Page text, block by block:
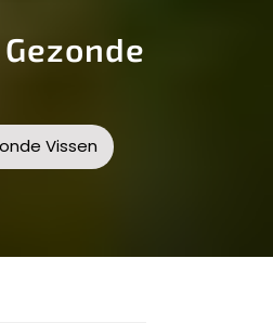
Vissen